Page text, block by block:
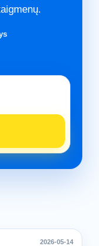
2026-05-14